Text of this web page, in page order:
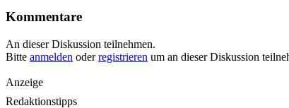
Kommentare
An dieser Diskussion teilnehmen.
Bitte anmelden oderregistrieren um an dieser Diskussion
Anzeige
Redaktionstipps